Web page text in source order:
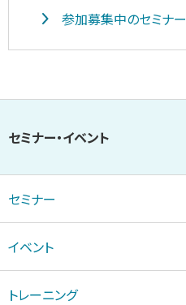
参加募集中のセミナー
セミナー・イベント
セミナー
イベント
トレーニング